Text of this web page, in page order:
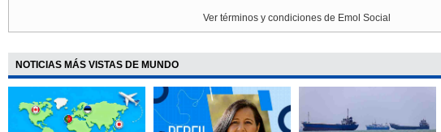
Ver términos y condiciones de Emol Social
NOTICIAS MÁS VISTAS DE MUNDO